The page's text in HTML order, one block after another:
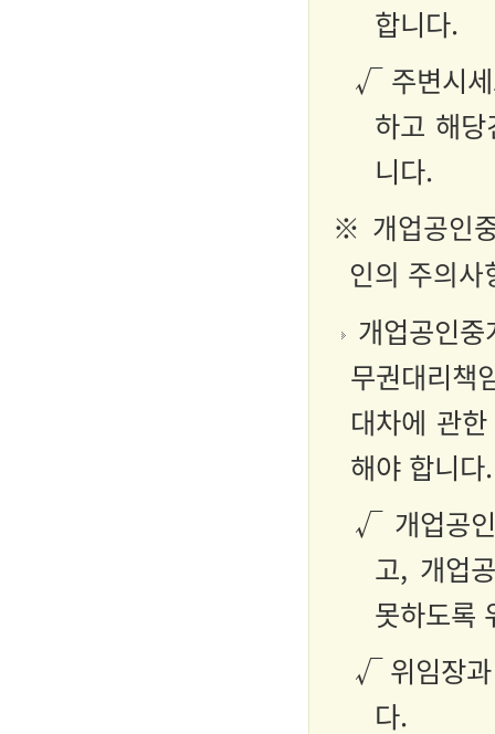
합니다.
√ 주변시세
하고 해
니다.
※ 개업공인
인의 주의사
개업공인
무권대리책
대차에 관
해야 합니다.
√ 개업공
고, 개업
못하도록
√ 위임장과
다.